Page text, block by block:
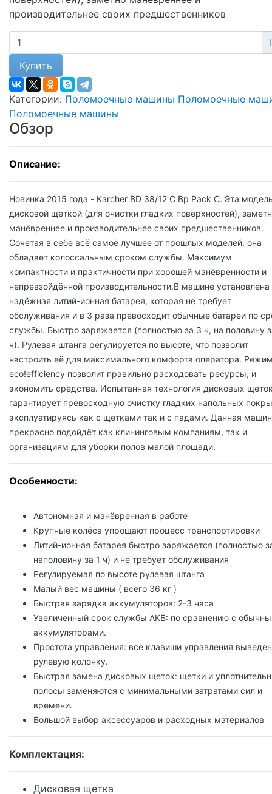
производительнее своих предшественников
Купить
Категории: Поломоечные машины Поломоечные
Поломоечные машины
Обзор
Описание:
Новинка 2015 года - Karcher BD 38/12 C Bp Pack С. Эта
дисковой щеткой (для очистки гладких поверхностей),
манёвреннее и производительнее своих предшественников.
Сочетая в себе всё самоё лучшее от прошлых моделей, она
обладает колоссальным сроком службы. Максимум
компактности и практичности при хорошей манёвренности и
непревзойдённой производительности.В машине установлена
надёжная литий-ионная батарея, которая не требует
обслуживания и в 3 раза превосходит обычные батареи по
службы. Быстро заряжается (полностью за 3 ч, на половину
ч). Рулевая штанга регулируется по высоте, что позволит
настроить её для максимального комфорта оператора.
eco!efficiency позволит правильно расходовать ресурсы, и
экономить средства. Испытанная технология дисковых
гарантирует превосходную очистку гладких напольных
эксплуатируясь как с щетками так и с падами. Данная
прекрасно подойдёт как клининговым компаниям, так и
организациям для уборки полов малой площади.
Особенности:
Автономная и манёвренная в работе
Крупные колёса упрощают процесс транспортировки
Литий-ионная батарея быстро заряжается (полностью
наполовину за 1 ч) и не требует обслуживания
Регулируемая по высоте рулевая штанга
Малый вес машины ( всего 36 кг )
Быстрая зарядка аккумуляторов: 2-3 часа
Увеличенный срок службы АКБ: по сравнению с
аккумуляторами.
Простота управления: все клавиши управления
рулевую колонку.
Быстрая замена дисковых щеток: щетки и
полосы заменяются с минимальными затратами сил и
времени.
Большой выбор аксессуаров и расходных материалов
Комплектация:
Дисковая щетка